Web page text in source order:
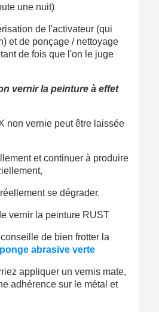
une nuit)
de l'activateur (qui
et de ponçage / nettoyage
de fois que l'on le juge
vernir la peinture à effet
non vernie peut être laissée
et continuer à produire
se dégrader.
vernir la peinture RUST
de bien frotter la
abrasive verte
appliquer un vernis mate,
adhérence sur le métal et